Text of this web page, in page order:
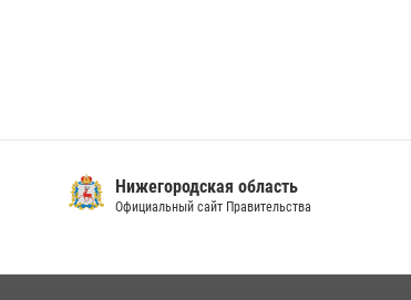
Нижегородская область
Официальный сайт Правительства